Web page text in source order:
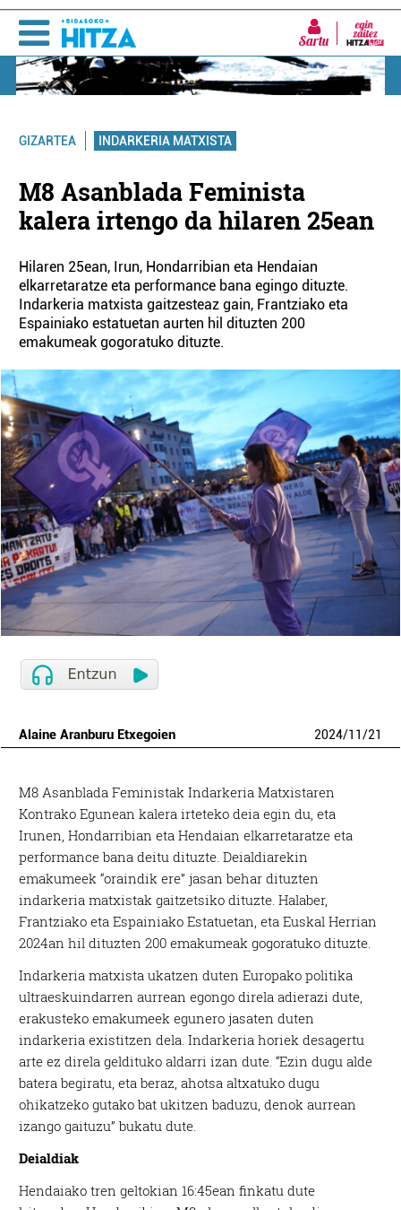
Sartu
GIZARTEA INDARKERIA MATXISTA
M8 Asanblada Feminista
kalera irtengo da hilaren 25ean
Hilaren 25ean, Irun, Hondarribian eta Hendaian
elkarretaratze eta performance bana egingo dituzte.
Indarkeria matxista gaitzesteaz gain, Frantziako eta
Espainiako estatuetan aurten hil dituzten 200
emakumeak gogoratuko dituzte.
Alaine Aranburu Etxegoien 2024/11/21
M8 Asanblada Feministak Indarkeria Matxistaren
Kontrako Egunean kalera irteteko deia egin du, eta
Irunen, Hondarribian eta Hendaian elkarretaratze eta
performance bana deitu dituzte. Deialdiarekin
emakumeek “oraindik ere” jasan behar dituzten
indarkeria matxistak gaitzetsiko dituzte. Halaber,
Frantziako eta Espainiako Estatuetan, eta Euskal Herrian
2024an hil dituzten 200 emakumeak gogoratuko dituzte.
Indarkeria matxista ukatzen duten Europako politika
ultraeskuindarren aurrean egongo direla adierazi dute,
erakusteko emakumeek egunero jasaten duten
indarkeria existitzen dela. Indarkeria horiek desagertu
arte ez direla geldituko aldarri izan dute. “Ezin dugu alde
batera begiratu, eta beraz, ahotsa altxatuko dugu
ohikatzeko gutako bat ukitzen baduzu, denok aurrean
izango gaituzu” bukatu dute.
Deialdiak
Hendaiako tren geltokian 16:45ean finkatu dute